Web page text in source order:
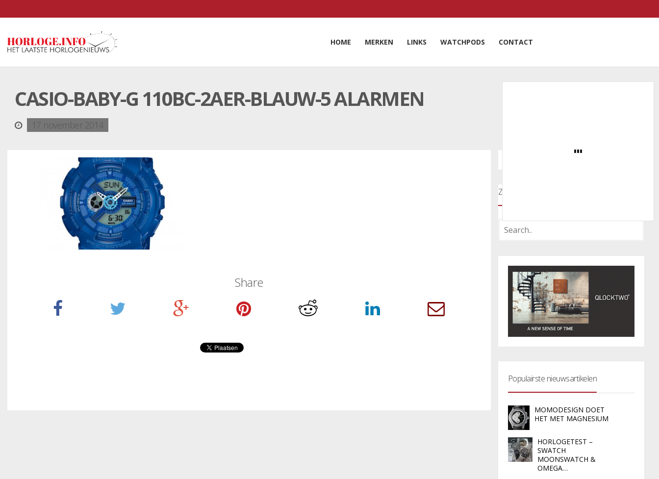
HOME MERKEN LINKS WATCHPODS CONTACT
CASIO-BABY-G 110BC-2AER-BLAUW-5 ALARMEN
17 november 2014
Share
Zoeken door onze nieuwsartikelen
Populairste nieuwsartikelen
MOMODESIGN DOET
HET MET MAGNESIUM
HORLOGETEST –
SWATCH
MOONSWATCH &
OMEGA…